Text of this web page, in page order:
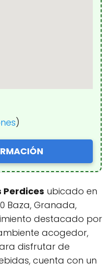
)
Perdices ubicado en
Baza, Granada,
destacado por
acogedor,
disfrutar de
cuenta con un